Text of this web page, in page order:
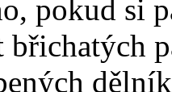
pokud si
břichatých